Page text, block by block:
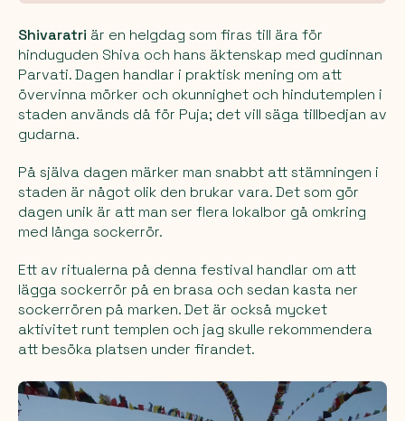
Shivaratri är en helgdag som firas till ära för
hinduguden Shiva och hans äktenskap med gudinnan
Parvati. Dagen handlar i praktisk mening om att
övervinna mörker och okunnighet och hindutemplen i
staden används då för Puja; det vill säga tillbedjan av
gudarna.
På själva dagen märker man snabbt att stämningen i
staden är något olik den brukar vara. Det som gör
dagen unik är att man ser flera lokalbor gå omkring
med långa sockerrör.
Ett av ritualerna på denna festival handlar om att
lägga sockerrör på en brasa och sedan kasta ner
sockerrören på marken. Det är också mycket
aktivitet runt templen och jag skulle rekommendera
att besöka platsen under firandet.